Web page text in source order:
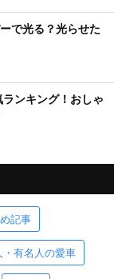
で光る？光らせた
ランキング！おしゃ
記事
・有名人の愛車